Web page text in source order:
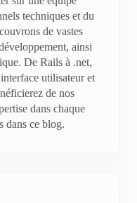
techniques et du
de vastes
ainsi
De Rails à .net,
utilisateur et
de nos
dans chaque
dans ce blog.